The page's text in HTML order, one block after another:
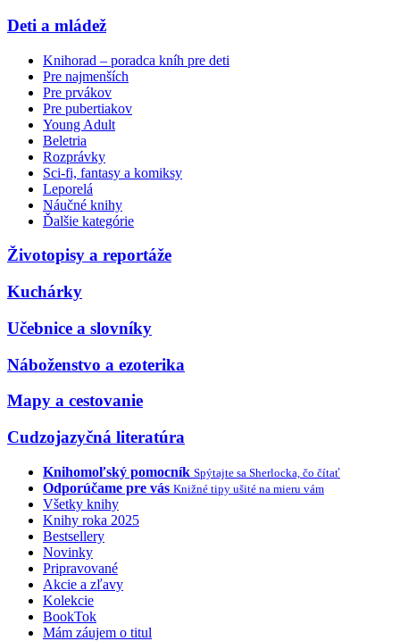
Deti a mládež
Knihorad – poradca kníh pre deti
Pre najmenších
Pre prvákov
Pre pubertiakov
Young Adult
Beletria
Rozprávky
Sci-fi, fantasy a komiksy
Leporelá
Náučné knihy
Ďalšie kategórie
Životopisy a reportáže
Kuchárky
Učebnice a slovníky
Náboženstvo a ezoterika
Mapy a cestovanie
Cudzojazyčná literatúra
Knihomoľský pomocník Spýtajte sa Sherlocka, čo čítať
Odporúčame pre vás Knižné tipy ušité na mieru vám
Všetky knihy
Knihy roka 2025
Bestsellery
Novinky
Pripravované
Akcie a zľavy
Kolekcie
BookTok
Mám záujem o titul